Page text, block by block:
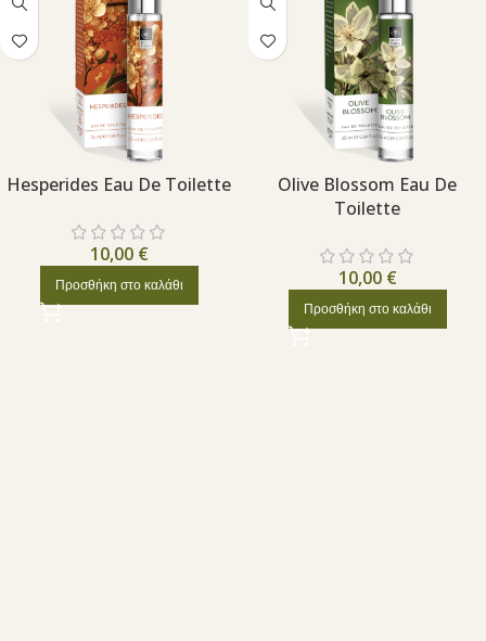
Hesperides Eau De Toilette
10,00 €
Προσθήκη στο καλάθι
Olive Blossom Eau De
Toilette
10,00 €
Προσθήκη στο καλάθι